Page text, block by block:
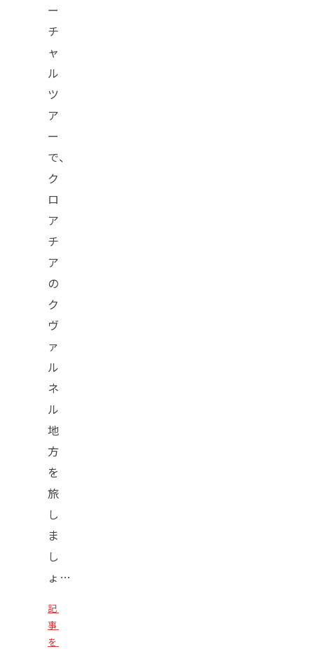
ー
チ
ャ
ル
ツ
ア
ー
で、
ク
ロ
ア
チ
ア
の
ク
ヴ
ァ
ル
ネ
ル
地
方
を
旅
し
ま
し
ょ…
記
事
を